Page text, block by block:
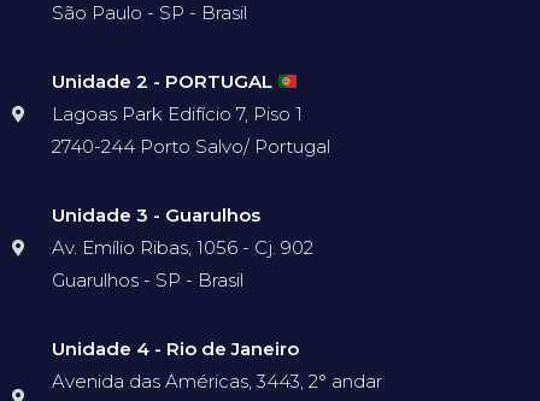
São Paulo - SP - Brasil
Unidade 2 - PORTUGAL
Lagoas Park Edifício 7, Piso 1
2740-244 Porto Salvo/ Portugal
Unidade 3 - Guarulhos
Av. Emílio Ribas, 1056 - Cj. 902
Guarulhos - SP - Brasil
Unidade 4 - Rio de Janeiro
Avenida das Américas, 3443, 2° andar